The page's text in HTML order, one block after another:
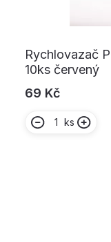
Rychlovazač
10ks červený
69 Kč
ks